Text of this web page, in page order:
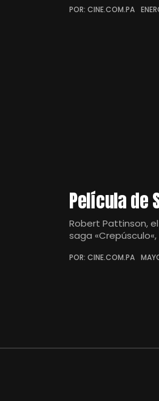
POR: CINE.COM.PA
Película de
Robert Pattinson,
saga
POR: CINE.COM.PA